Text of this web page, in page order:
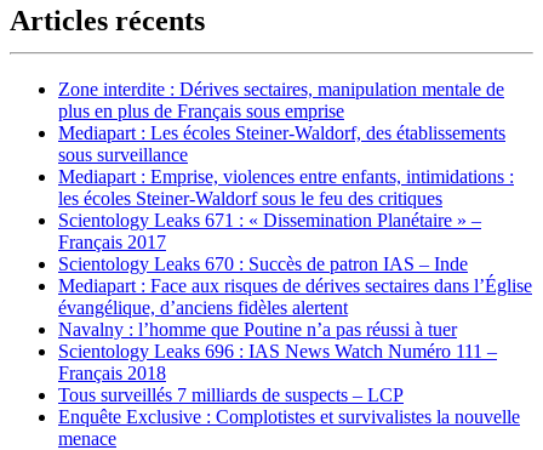
Articles récents
Zone interdite : Dérives sectaires, manipulation mentale de
plus en plus de Français sous emprise
Mediapart : Les écoles Steiner-Waldorf, des établissements
sous surveillance
Mediapart : Emprise, violences entre enfants, intimidations :
les écoles Steiner-Waldorf sous le feu des critiques
Scientology Leaks 671 : « Dissemination Planétaire » –
Français 2017
Scientology Leaks 670 : Succès de patron IAS – Inde
Mediapart : Face aux risques de dérives sectaires dans l’Église
évangélique, d’anciens fidèles alertent
Navalny : l’homme que Poutine n’a pas réussi à tuer
Scientology Leaks 696 : IAS News Watch Numéro 111 –
Français 2018
Tous surveillés 7 milliards de suspects – LCP
Enquête Exclusive : Complotistes et survivalistes la nouvelle
menace